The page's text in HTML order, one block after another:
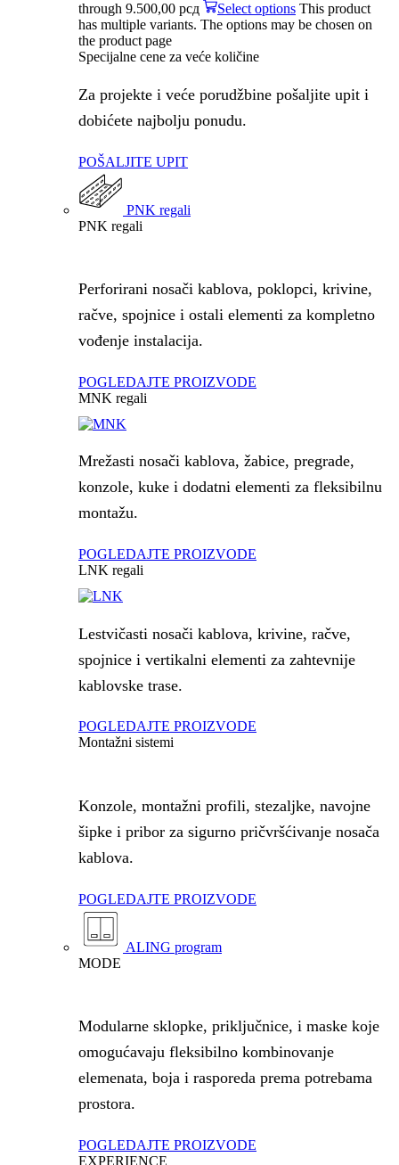
through 9.500,00 рсд
Select options This product
has multiple variants. The options may be chosen on
the product page
Specijalne cene za veće količine
Za projekte i veće porudžbine pošaljite upit i
dobićete najbolju ponudu.
POŠALJITE UPIT
PNK regali
PNK regali
Perforirani nosači kablova, poklopci, krivine,
račve, spojnice i ostali elementi za kompletno
vođenje instalacija.
POGLEDAJTE PROIZVODE
MNK regali
Mrežasti nosači kablova, žabice, pregrade,
konzole, kuke i dodatni elementi za fleksibilnu
montažu.
POGLEDAJTE PROIZVODE
LNK regali
Lestvičasti nosači kablova, krivine, račve,
spojnice i vertikalni elementi za zahtevnije
kablovske trase.
POGLEDAJTE PROIZVODE
Montažni sistemi
Konzole, montažni profili, stezaljke, navojne
šipke i pribor za sigurno pričvršćivanje nosača
kablova.
POGLEDAJTE PROIZVODE
ALING program
MODE
Modularne sklopke, priključnice, i maske koje
omogućavaju fleksibilno kombinovanje
elemenata, boja i rasporeda prema potrebama
prostora.
POGLEDAJTE PROIZVODE
EXPERIENCE